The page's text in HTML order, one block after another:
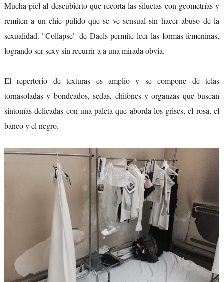
Mucha piel al descubierto que recorta las siluetas con geometrías y
remiten a un chic pulido que se ve sensual sin hacer abuso de la
sexualidad. "Collapse" de Daelspermite leer las formas femeninas,
logrando ser sexy sin recurrir a a una mirada obvia.
El repertorio de texturas es amplio y se compone de telas
tornasoladas y bondeados, sedas, chifones y organzas que buscan
sintonías delicadas con una paleta que aborda los grises, el rosa, el
banco y el negro.